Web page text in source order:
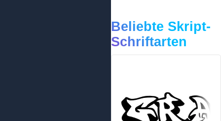
Beliebte Skript-
Schriftarten